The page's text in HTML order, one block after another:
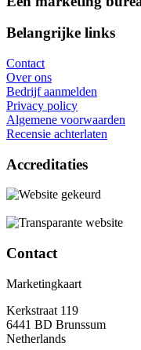
Belangrijke links
Contact
Over ons
Bedrijf aanmelden
Privacy policy
Algemene voorwaarden
Recensie achterlaten
Accreditaties
Contact
Marketingkaart
Kerkstraat 119
6441 BD Brunssum
Netherlands